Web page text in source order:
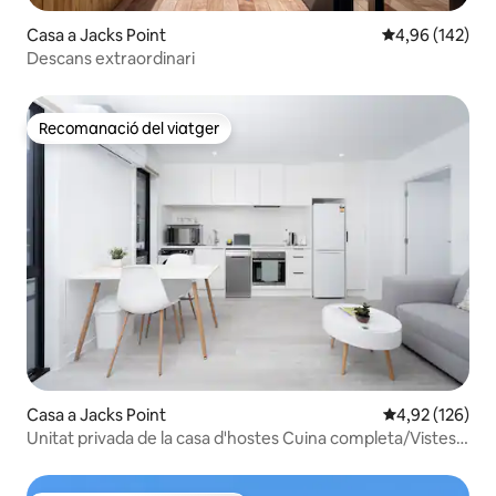
Casa a Jacks Point 4,96 de
4,96 (142)
Descans extraordinari
Recomanació del viatger
Recomanació del viatger
Casa a Jacks Point 4,92 de
4,92 (126)
Unitat privada de la casa d'hostes Cuina completa/Vistes a